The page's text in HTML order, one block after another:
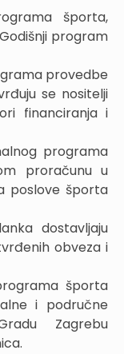
športa,
program
provedbe
se nositelji
financiranja i
programa
proračunu u
poslove športa
dostavljaju
obveza i
športa
i područne
Zagrebu